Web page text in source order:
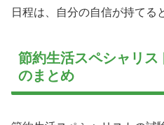
日程は、自分の自信が持てる
節約生活スペシャリス
のまとめ